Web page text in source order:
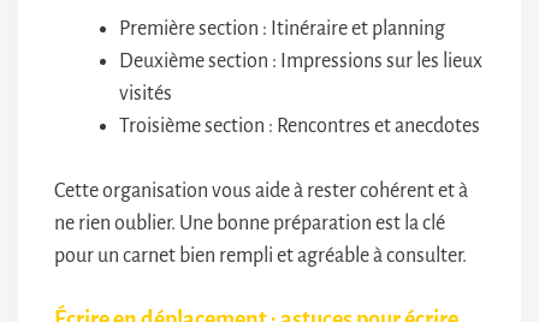
Première section : Itinéraire et planning
Deuxième section : Impressions sur les lieux
visités
Troisième section : Rencontres et anecdotes
Cette organisation vous aide à rester cohérent et à
ne rien oublier. Une bonne préparation est la clé
pour un carnet bien rempli et agréable à consulter.